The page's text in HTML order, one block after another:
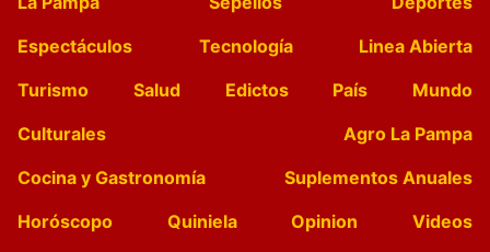
Espectáculos
Tecnología
Linea Abierta
Turismo
Salud Edictos País
Mundo
Culturales
Agro La Pampa
Cocina y Gastronomía
Suplementos Anuales
Horóscopo
Quiniela Opinion
Videos